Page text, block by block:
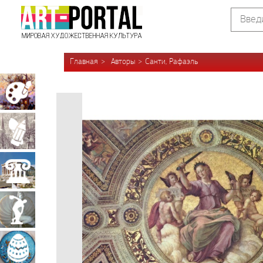
Главная Авторы Санти, Рафаэль
Живопись
Архитектура
Скульптура
Декоративно-